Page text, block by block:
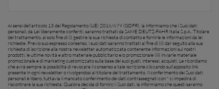
Ai sensi dell’articolo 13 del Regolamento (UE) 2016/679 (GDPR), la informiamo che i Suoi dati
personali, da Lei liberamente conferiti, saranno trattati da SAME DEUTZ-FAHR Italia S.p.A., Titolare
del trattamento, al solo fine di (i) gestire la sua richiesta di contatto e fornirle le informazioni da lei
richieste. Previo suo espresso consenso, i suoi dati saranno trattati al fine di (ii) dar seguito alla sua
richiesta di iscrizione alla nostra newsletter automatizzata contenente informazioni sui nostri
prodotti, le ultime novità e altro materiale pubblicitario e/o promozionale (iii) inviarle materiale
promozionale e di marketing customizzato sulla base dei suoi gusti, interessi, acquisti. Le ricordiamo
che avrà sempre la possibilità di revocare il consenso a tale iscrizione cliccando sull’apposito link
presente in ogni newsletter o rivolgendosi al titolare del trattamento. Il conferimento dei Suoi dati
personali è libero, tuttavia il mancato conferimento dei dati contrassegnati con * ci impedirà di
riscontrare la sua richiesta. Qualora decida di fornirci i Suoi dati, la informiamo che questi saranno